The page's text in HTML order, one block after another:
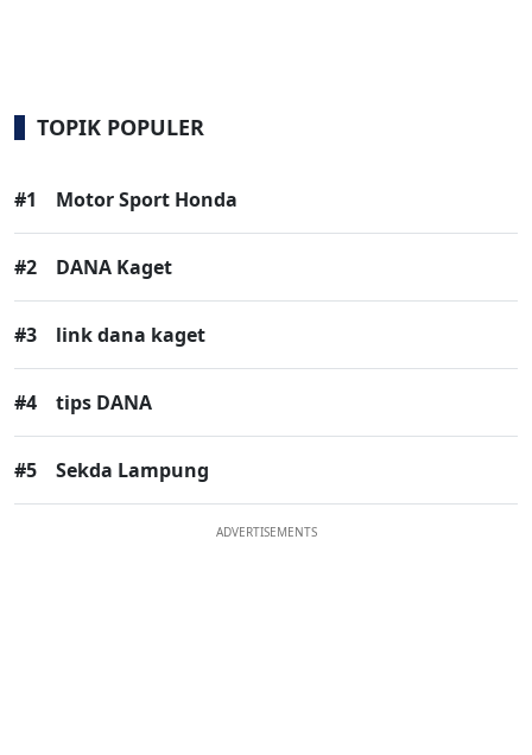
TOPIK POPULER
#1 Motor Sport Honda
#2 DANA Kaget
#3 link dana kaget
#4 tips DANA
#5 Sekda Lampung
ADVERTISEMENTS